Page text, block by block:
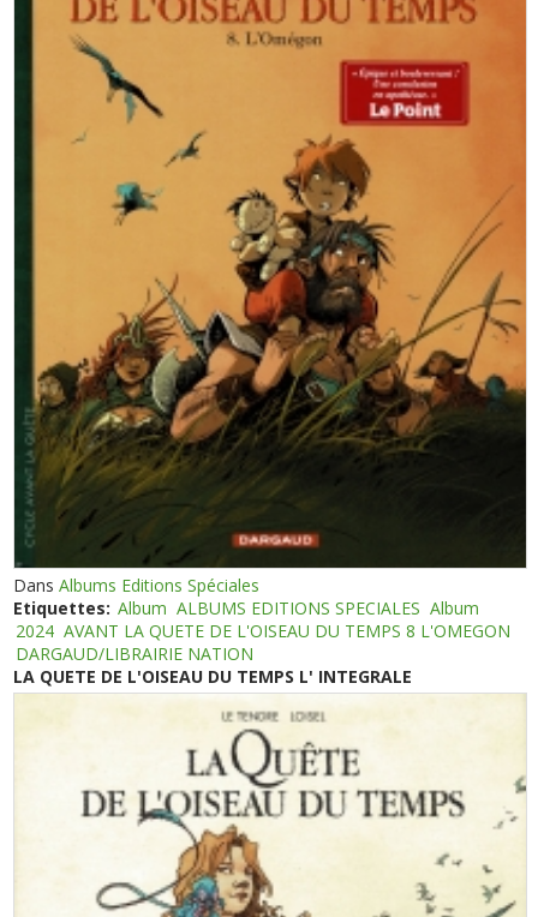
DansAlbums Editions Spéciales
Etiquettes: Album ALBUMS EDITIONS SPECIALES Album
2024 AVANT LA QUETE DE L'OISEAU DU TEMPS 8 L'OMEGON
DARGAUD/LIBRAIRIE NATION
LA QUETE DE L'OISEAU DU TEMPS L' INTEGRALE